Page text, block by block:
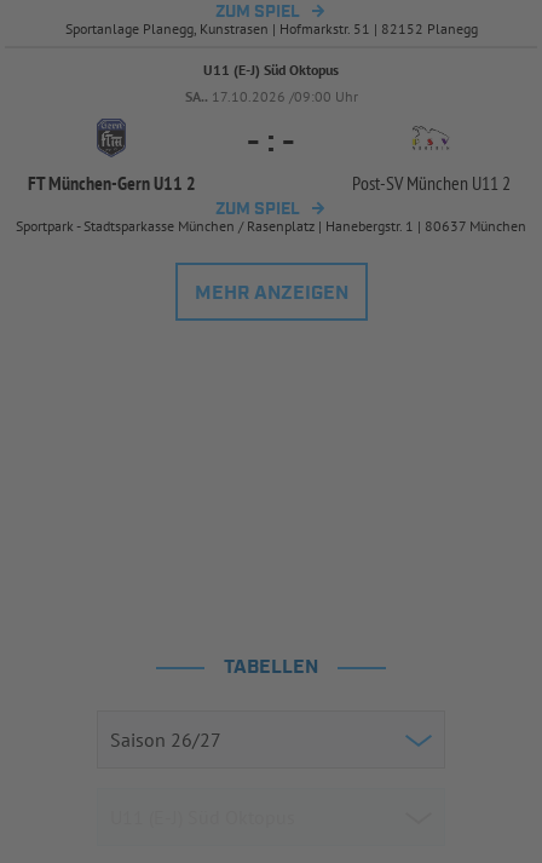
ZUM SPIEL
Sportanlage Planegg, Kunstrasen | Hofmarkstr. 51 | 82152 Planegg
U11 (E-J) Süd Oktopus
SA.. 17.10.2026 /09:00 Uhr
FT München-Gern U11 2
- : -
Post-SV München U11 2
ZUM SPIEL
Sportpark - Stadtsparkasse München / Rasenplatz | Hanebergstr. 1 | 80637 München
MEHR ANZEIGEN
TABELLEN